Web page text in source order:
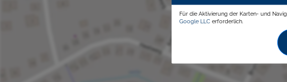
Für die Aktivierung der Karten- und
Google LLC erforderlich.